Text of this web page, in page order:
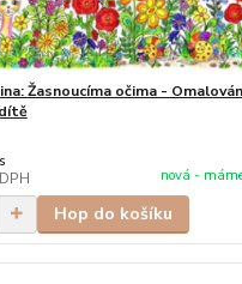
Žasnoucíma očima -
nová -
Hop do košíku